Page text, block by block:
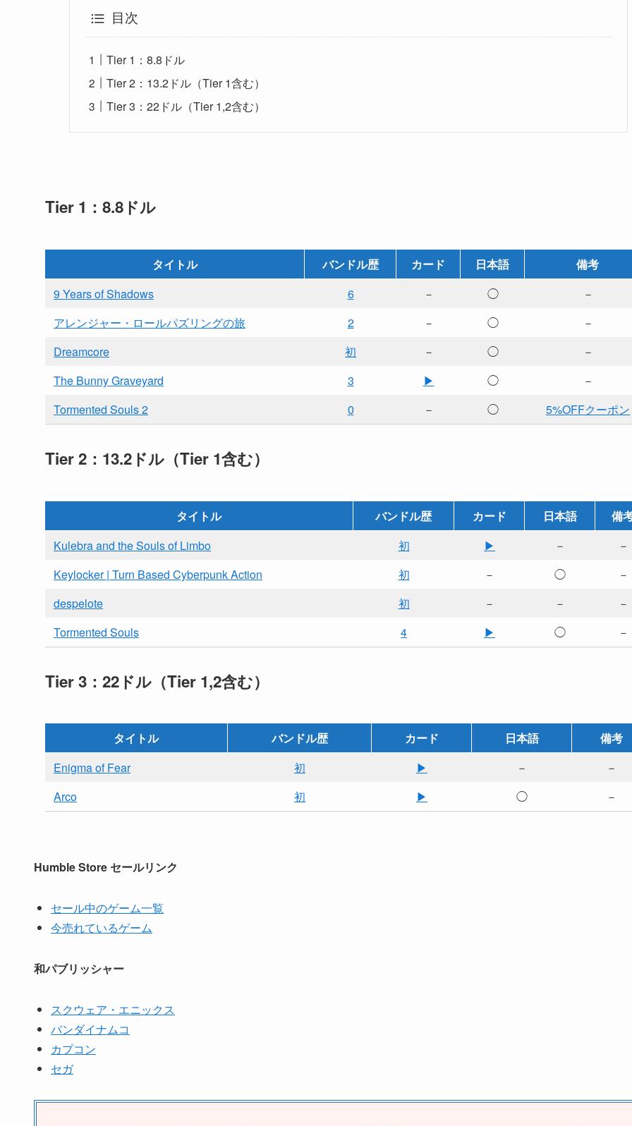
目次
Tier 1：8.8ドル
Tier 2：13.2ドル（Tier 1含む）
Tier 3：22ドル（Tier 1,2含む）
Tier 1：8.8ドル
タイトル バンドル歴 カード 日本語
備考
9 Years of Shadows
6 － ◯
－
アレンジャー・ロールパズリングの旅
2 － ◯
－
Dreamcore
初 － ◯
－
The Bunny Graveyard
3 ▶ ◯
－
Tormented Souls 2
0 － ◯ 5%OFFクーポン
Tier 2：13.2ドル（Tier 1含む）
タイトル バンドル歴 カード 日本語
備
Kulebra and the Souls of Limbo
初 ▶ －
－
Keylocker | Turn Based Cyberpunk Action
初 － ◯
－
despelote
初 － －
－
Tormented Souls
4 ▶ ◯ －
Tier 3：22ドル（Tier 1,2含む）
タイトル バンドル歴 カード 日本語
備考
Enigma of Fear
初 ▶ －
－
Arco
初 ▶ ◯ －
Humble Store セールリンク
セール中のゲーム一覧
今売れているゲーム
和パブリッシャー
スクウェア・エニックス
バンダイナムコ
カプコン
セガ